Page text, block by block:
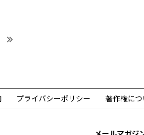
次へ
プライバシーポリシー 著作権に